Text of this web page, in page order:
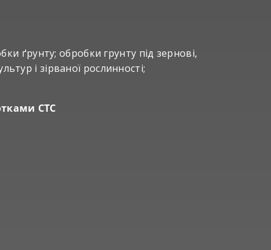
ґрунту; обробки грунту під зернові,
і зірваної рослинності;
СТС